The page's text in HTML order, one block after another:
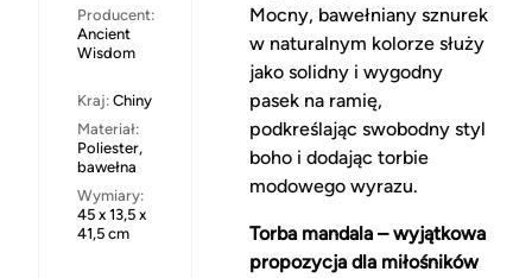
Producent:
Ancient
Wisdom
Kraj: Chiny
Materiał:
Poliester,
bawełna
Wymiary:
45 x 13,5 x
41,5 cm
Mocny, bawełniany sznurek
w naturalnym kolorze służy
jako solidny i wygodny
pasek na ramię,
podkreślając swobodny styl
boho i dodając torbie
modowego wyrazu.
Torba mandala – wyjątkowa
propozycja dla miłośników